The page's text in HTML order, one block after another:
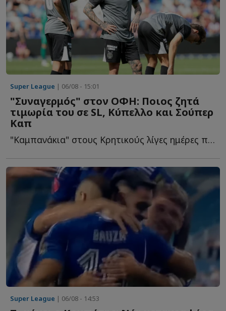
Super League | 06/08 - 15:01
"Συναγερμός" στον ΟΦΗ: Ποιος ζητά
τιμωρία του σε SL, Κύπελλο και Σούπερ
Καπ
"Καμπανάκια" στους Κρητικούς λίγες ημέρες πριν τον τ...
Super League | 06/08 - 14:53